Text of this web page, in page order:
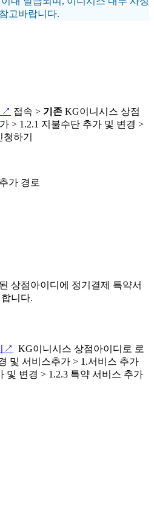
고바랍니다.
↗ 접속 > 기존 KG이니시스 상점
> 1.2.1 지불수단 추가 및 변경 >
하기
가 경로
상점아이디에 정기결제 특약서
니다.
↗
KG이니시스 상점아이디로 로
및 서비스추가 > 1.서비스 추가
및 변경 > 1.2.3 특약 서비스 추가